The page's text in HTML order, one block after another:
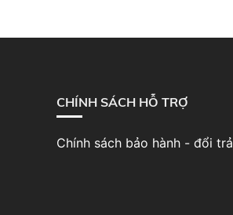
CHÍNH SÁCH HỖ TRỢ
Chính sách bảo hành - đổi trả